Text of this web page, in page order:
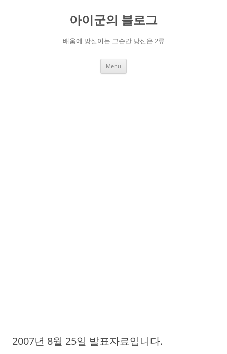
아이군의 블로그
배움에 망설이는 그순간 당신은 2류
Menu
2007년 8월 25일 발표자료입니다.